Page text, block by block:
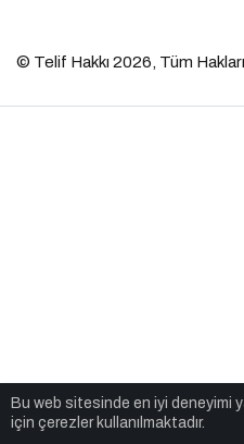
Bu web sitesinde en iyi deneyimi
için çerezler kullanılmaktadır.
© Telif Hakkı 2026, Tüm Hakları